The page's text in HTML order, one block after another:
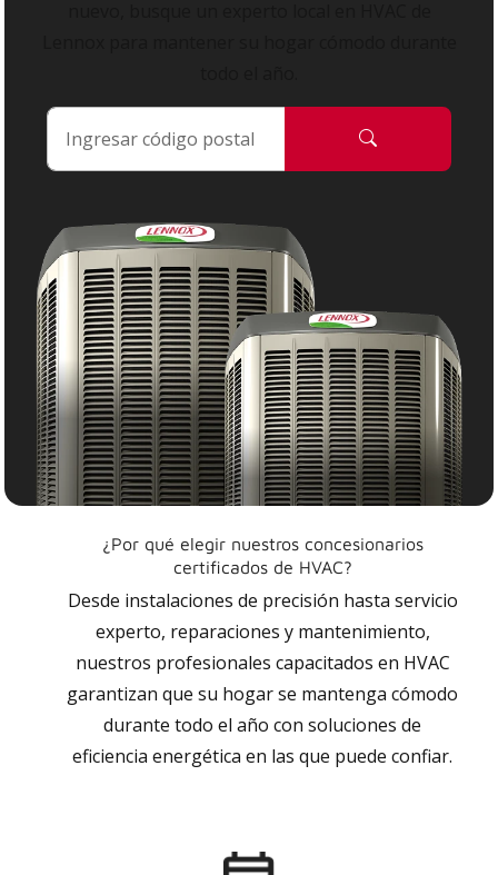
¿Por qué elegir nuestros concesionarios
certificados de HVAC?
Desde instalaciones de precisión hasta servicio
experto, reparaciones y mantenimiento,
nuestros profesionales capacitados en HVAC
garantizan que su hogar se mantenga cómodo
durante todo el año con soluciones de
eficiencia energética en las que puede confiar.